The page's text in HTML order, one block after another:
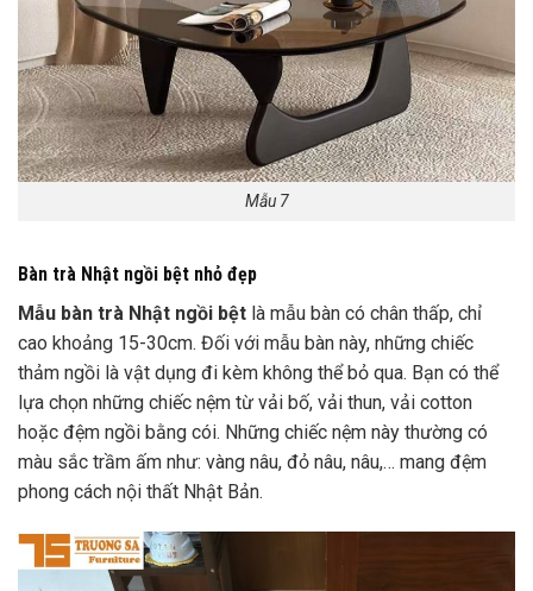
Mẫu 7
Bàn trà Nhật ngồi bệt nhỏ đẹp
Mẫu bàn trà Nhật ngồi bệt là mẫu bàn có chân thấp, chỉ
cao khoảng 15-30cm. Đối với mẫu bàn này, những chiếc
thảm ngồi là vật dụng đi kèm không thể bỏ qua. Bạn có thể
lựa chọn những chiếc nệm từ vải bố, vải thun, vải cotton
hoặc đệm ngồi bằng cói. Những chiếc nệm này thường có
màu sắc trầm ấm như: vàng nâu, đỏ nâu, nâu,… mang đệm
phong cách nội thất Nhật Bản.